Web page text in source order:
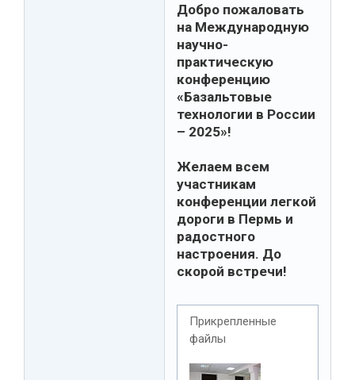
Добро пожаловать
на Международную
научно-
практическую
конференцию
«Базальтовые
технологии в России
– 2025»!
Желаем всем
участникам
конференции легкой
дороги в Пермь и
радостного
настроения. До
скорой встречи!
Прикрепленные
файлы